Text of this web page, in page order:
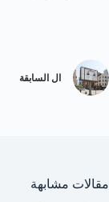
ال السابقة
مقالات مشابهة